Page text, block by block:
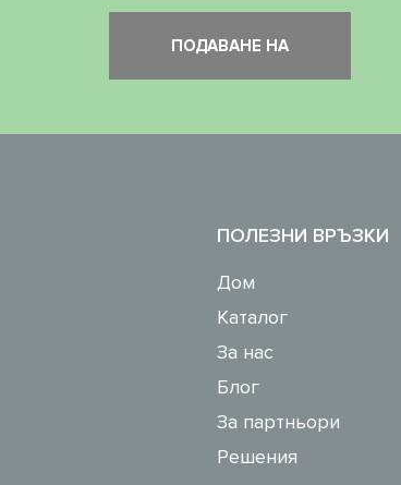
ПОЛЕЗНИ ВРЪЗКИ
Дом
Каталог
За нас
Блог
За партньори
Решения